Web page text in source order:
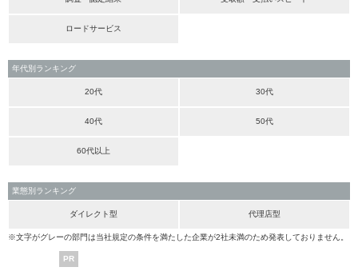
ロードサービス
年代別ランキング
20代 30代
40代 50代
60代以上
業態別ランキング
ダイレクト型 代理店型
※文字がグレーの部門は当社規定の条件を満たした企業が2社未満のため発表しておりません。
PR